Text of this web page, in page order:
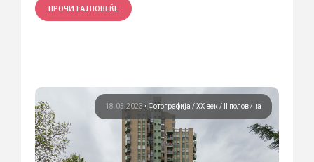
ПРОЧИТАЈ ПОВЕЌЕ
18.05.2023• Фотографија ХХ век / II половина